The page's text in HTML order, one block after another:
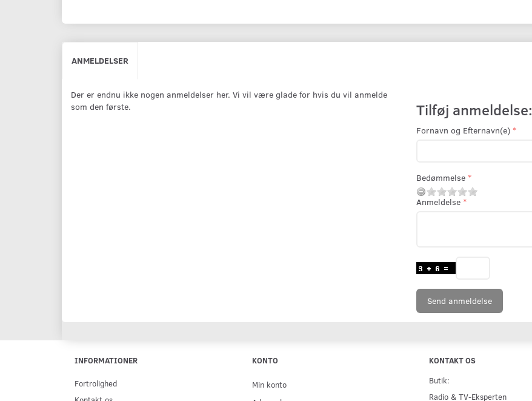
ANMELDELSER
Der er endnu ikke nogen anmeldelser her. Vi vil være glade for hvis du vil anmelde
som den første.
Tilføj anmeldelse:
Fornavn og Efternavn(e)
Bedømmelse
Anmeldelse
Send anmeldelse
INFORMATIONER
Fortrolighed
KONTO
Min konto
KONTAKT OS
Butik:
Radio & TV-Eksperten